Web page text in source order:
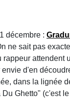
décembre :
ne sait pas
d'en
dans la lignée
Ghetto" (c'est